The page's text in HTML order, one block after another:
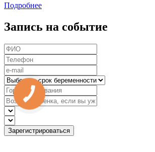
Подробнее
Запись на событие